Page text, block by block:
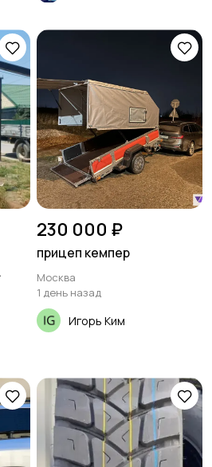
230 000 ₽
прицеп кемпер
Москва
1 день назад
Игорь Ким